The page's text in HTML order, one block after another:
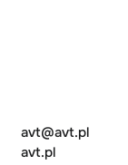
avt@avt.pl
avt.pl